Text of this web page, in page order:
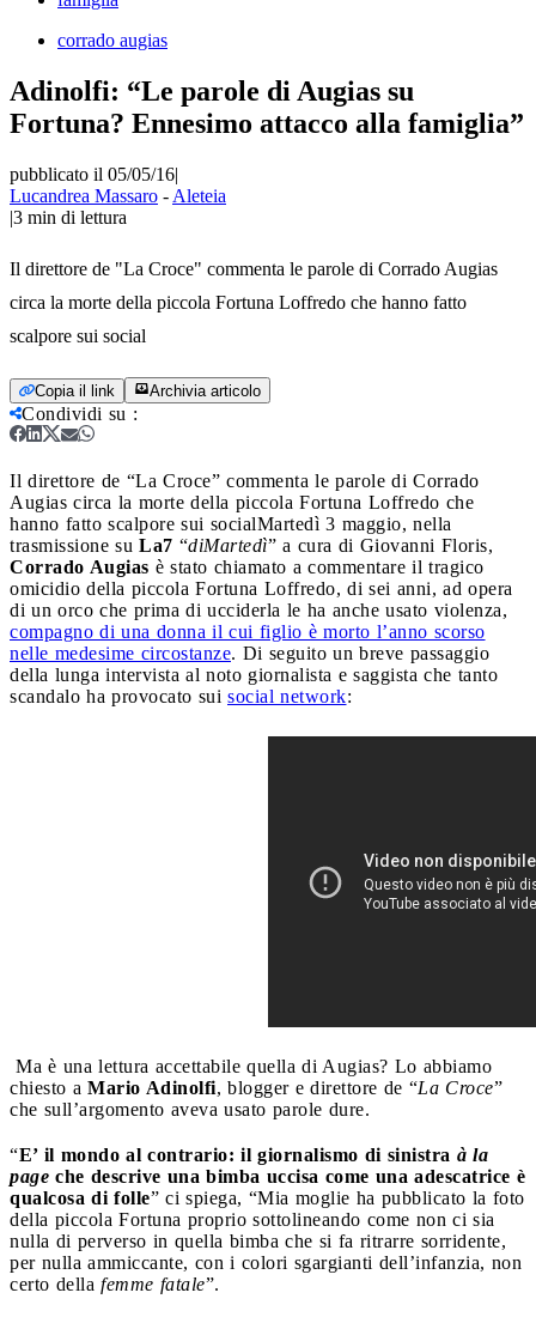
corrado augias
Adinolfi: “Le parole di Augias su
Fortuna? Ennesimo attacco alla famiglia”
pubblicato il 05/05/16|
Lucandrea Massaro - Aleteia
|3 min di lettura
Il direttore de "La Croce" commenta le parole di Corrado Augias
circa la morte della piccola Fortuna Loffredo che hanno fatto
scalpore sui social
Copia il link Archivia articolo
Condividi su :
Il direttore de “La Croce” commenta le parole di Corrado
Augias circa la morte della piccola Fortuna Loffredo che
hanno fatto scalpore sui socialMartedì 3 maggio, nella
trasmissione su La7 “diMartedì” a cura di Giovanni Floris,
Corrado Augias è stato chiamato a commentare il tragico
omicidio della piccola Fortuna Loffredo, di sei anni, ad opera
di un orco che prima di ucciderla le ha anche usato violenza,
compagno di una donna il cui figlio è morto l’anno scorso
nelle medesime circostanze. Di seguito un breve passaggio
della lunga intervista al noto giornalista e saggista che tanto
scandalo ha provocato sui social network:
Ma è una lettura accettabile quella di Augias? Lo abbiamo
chiesto a Mario Adinolfi, blogger e direttore de “La Croce”
che sull’argomento aveva usato parole dure.
“E’ il mondo al contrario: il giornalismo di sinistra à la
page che descrive una bimba uccisa come una adescatrice è
qualcosa di folle” ci spiega, “Mia moglie ha pubblicato la foto
della piccola Fortuna proprio sottolineando come non ci sia
nulla di perverso in quella bimba che si fa ritrarre sorridente,
per nulla ammiccante, con i colori sgargianti dell’infanzia, non
certo della femme fatale”.